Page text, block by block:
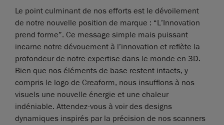
Le point culminant de nos efforts est le dévoilement
de notre nouvelle position de marque : “L’Innovation
prend forme”. Ce message simple mais puissant
incarne notre dévouement à l’innovation et reflète la
profondeur de notre expertise dans le monde en 3D.
Bien que nos éléments de base restent intacts, y
compris le logo de Creaform, nous insufflons à nos
visuels une nouvelle énergie et une chaleur
indéniable. Attendez-vous à voir des designs
dynamiques inspirés par la précision de nos scanners